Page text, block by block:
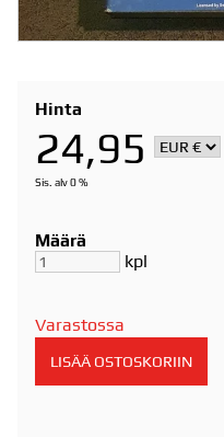
Hinta
24,95
Sis. alv 0 %
Määrä
kpl
Varastossa